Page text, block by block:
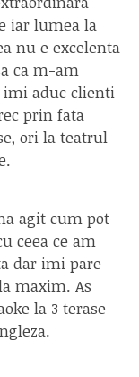
iar lumea la
nu e excelenta
ca m-am
imi aduc clienti
prin fata
ori la teatrul
agit cum pot
ceea ce am
dar imi pare
maxim. As
la 3 terase